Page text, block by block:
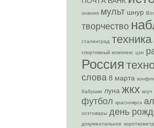
знания мульт шнур
творчество
сталинград техника
спортивный комплекс цзн
Россия
слова 8 марта
бабушки луна жкх коуч
футбол красноярск
хозтовары день
документальное